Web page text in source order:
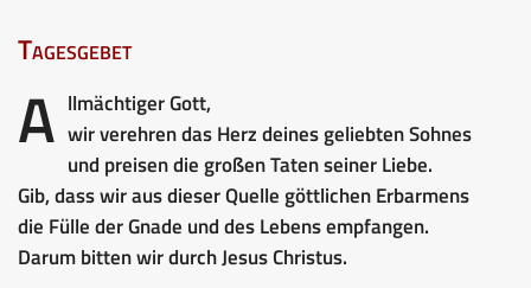
Tagesgebet
A llmächtiger Gott,
wir verehren das Herz deines geliebten Sohnes
und preisen die großen Taten seiner Liebe.
Gib, dass wir aus dieser Quelle göttlichen Erbarmens
die Fülle der Gnade und des Lebens empfangen.
Darum bitten wir durch Jesus Christus.